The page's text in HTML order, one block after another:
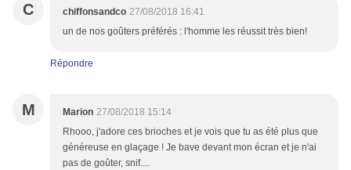
C chiffonsandco 27/08/2018 16:41
un de nos goûters préférés : l'homme les réussit très bien!
Répondre
M Marion 27/08/2018 15:14
Rhooo, j'adore ces brioches et je vois que tu as été plus que
généreuse en glaçage ! Je bave devant mon écran et je n'ai
pas de goûter, snif....